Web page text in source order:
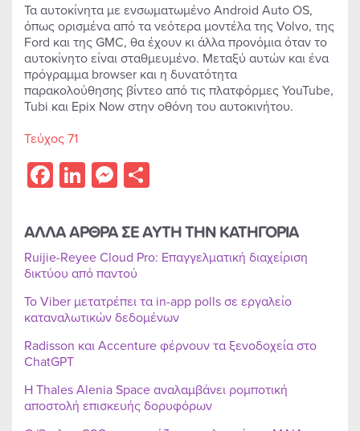
Τα αυτοκίνητα με ενσωματωμένο Android Auto OS,
όπως ορισμένα από τα νεότερα μοντέλα της Volvo, της
Ford και της GMC, θα έχουν κι άλλα προνόμια όταν το
αυτοκίνητο είναι σταθμευμένο. Μεταξύ αυτών και ένα
πρόγραμμα browser και η δυνατότητα
παρακολούθησης βίντεο από τις πλατφόρμες YouTube,
Tubi και Epix Now στην οθόνη του αυτοκινήτου.
Τεύχος 71
Facebook
LinkedIn
Messenger
ΑΛΛΑ ΑΡΘΡΑ ΣΕ ΑΥΤΗ ΤΗΝ ΚΑΤΗΓΟΡΙΑ
Ruijie-Reyee Cloud Pro: Επαγγελματική διαχείριση
δικτύου από παντού
Το Viber μετατρέπει τα in-app polls σε εργαλείο
καταναλωτικών δεδομένων
Radisson και Accenture φέρνουν τα ξενοδοχεία στο
ChatGPT
Η Thales Alenia Space αναλαμβάνει ρομποτική
αποστολή επισκευής δορυφόρων